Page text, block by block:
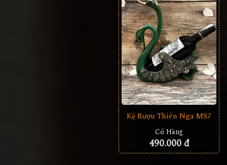
Kệ Rượu Thiên Nga MS7
Có Hàng
490.000 đ